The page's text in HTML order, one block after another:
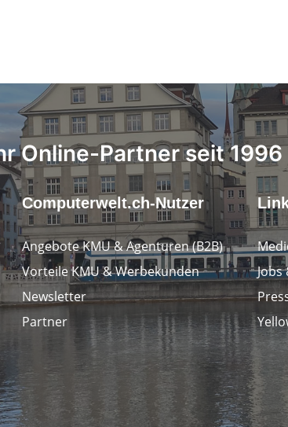
Online-Partner seit 1996
Computerwelt.ch-Nutzer
Angebote KMU & Agenturen (B2B)
Vorteile KMU & Werbekunden
Newsletter
Partner